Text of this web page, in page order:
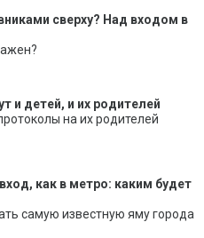
сверху? Над входом в
и детей, и их родителей
на их родителей
как в метро: каким будет
самую известную яму города